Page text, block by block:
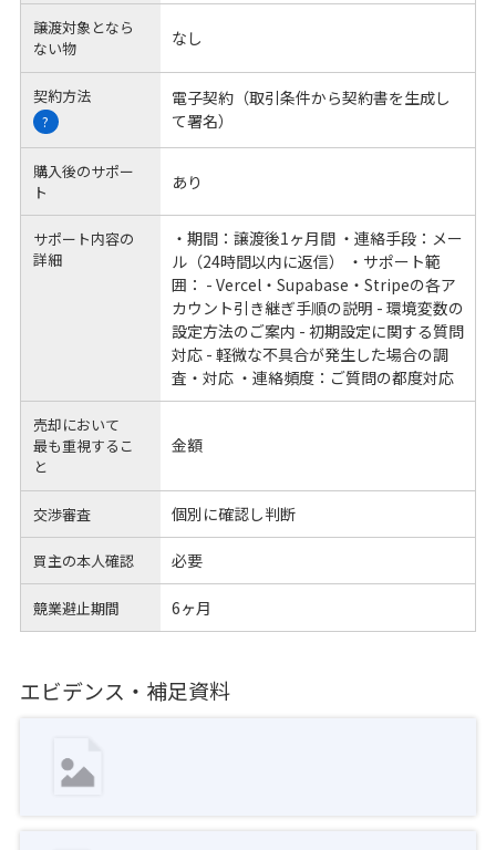
譲渡対象となら
ない物
なし
契約方法
?
電子契約（取引条件から契約書を生成し
て署名）
購入後のサポー
ト
あり
サポート内容の
詳細
・期間：譲渡後1ヶ月間 ・連絡手段：メー
ル（24時間以内に返信） ・サポート範
囲： - Vercel・Supabase・Stripeの各ア
カウント引き継ぎ手順の説明 - 環境変数の
設定方法のご案内 - 初期設定に関する質問
対応 - 軽微な不具合が発生した場合の調
査・対応 ・連絡頻度：ご質問の都度対応
売却において
最も重視するこ
と
金額
交渉審査 個別に確認し判断
買主の本人確認 必要
競業避止期間 6ヶ月
エビデンス・補足資料